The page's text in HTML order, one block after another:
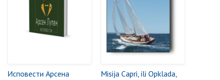
Исповести Арсена
Misija Capri, ili Opklada,